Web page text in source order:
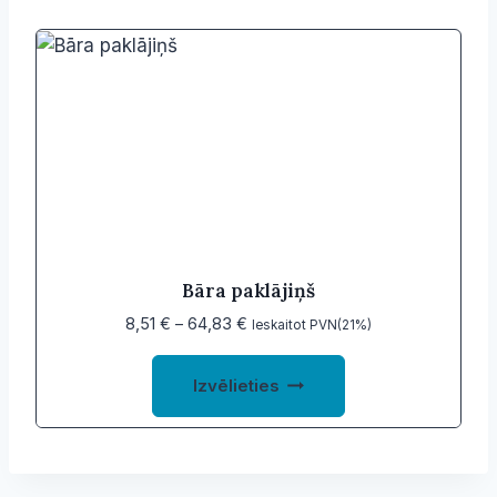
Bāra paklājiņš
8,51 € – 64,83 € Price
8,51 €
64,83 €
Ieskaitot PVN(21%)
Izvēlieties
has